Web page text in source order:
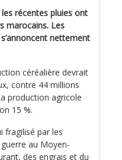
récentes pluies ont
marocains. Les
nettement
céréalière devrait
contre 44 millions
production agricole
15 %.
fragilisé par les
au Moyen-
des engrais et du